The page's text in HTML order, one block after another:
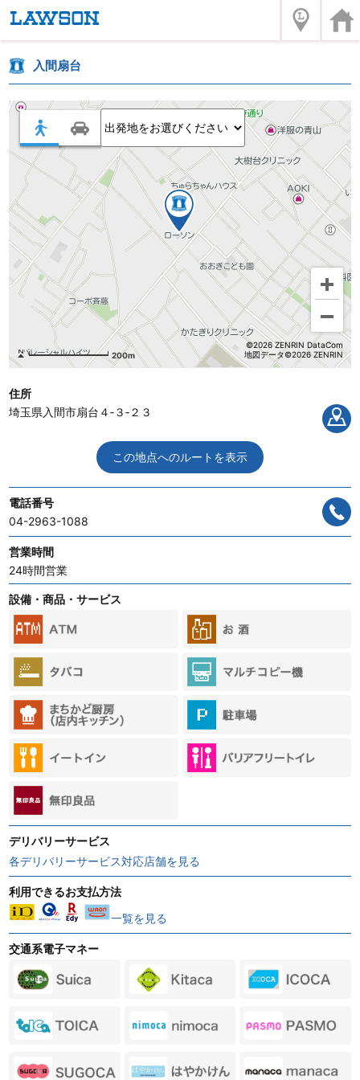
入間扇台
200m
©2026 ZENRIN DataCom
地図データ©2026 ZENRIN
住所
埼玉県入間市扇台４‐３‐２３
この地点へのルートを表示
電話番号
04-2963-1088
営業時間
24時間営業
設備・商品・サービス
デリバリーサービス
各デリバリーサービス対応店舗を見る
利用できるお支払方法
一覧を見る
交通系電子マネー